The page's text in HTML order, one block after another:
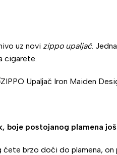
uz novi zippo upaljač.
cigarete.
boje postojanog plamena
brzo doći do plamena, on